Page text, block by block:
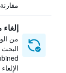
من